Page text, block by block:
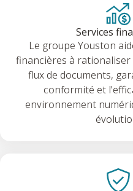
Services
Le groupe Youston
financières à
flux de documents,
conformité et
environnement